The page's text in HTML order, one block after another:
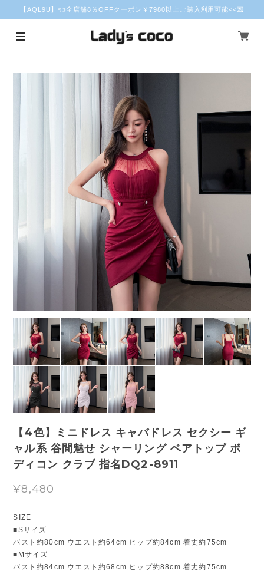
【AQL9U】👈全店舗8％OFFクーポン￥7980以上ご購入利用可能<<💌
【4色】ミニドレス キャバドレス セクシー ギ
ャル系 谷間魅せ シャーリング ベアトップ ボ
ディコン クラブ 指名DQ2-8911
¥8,480
SIZE
■Sサイズ
バスト約80cm ウエスト約64cm ヒップ約84cm 着丈約75cm
■Mサイズ
バスト約84cm ウエスト約68cm ヒップ約88cm 着丈約75cm